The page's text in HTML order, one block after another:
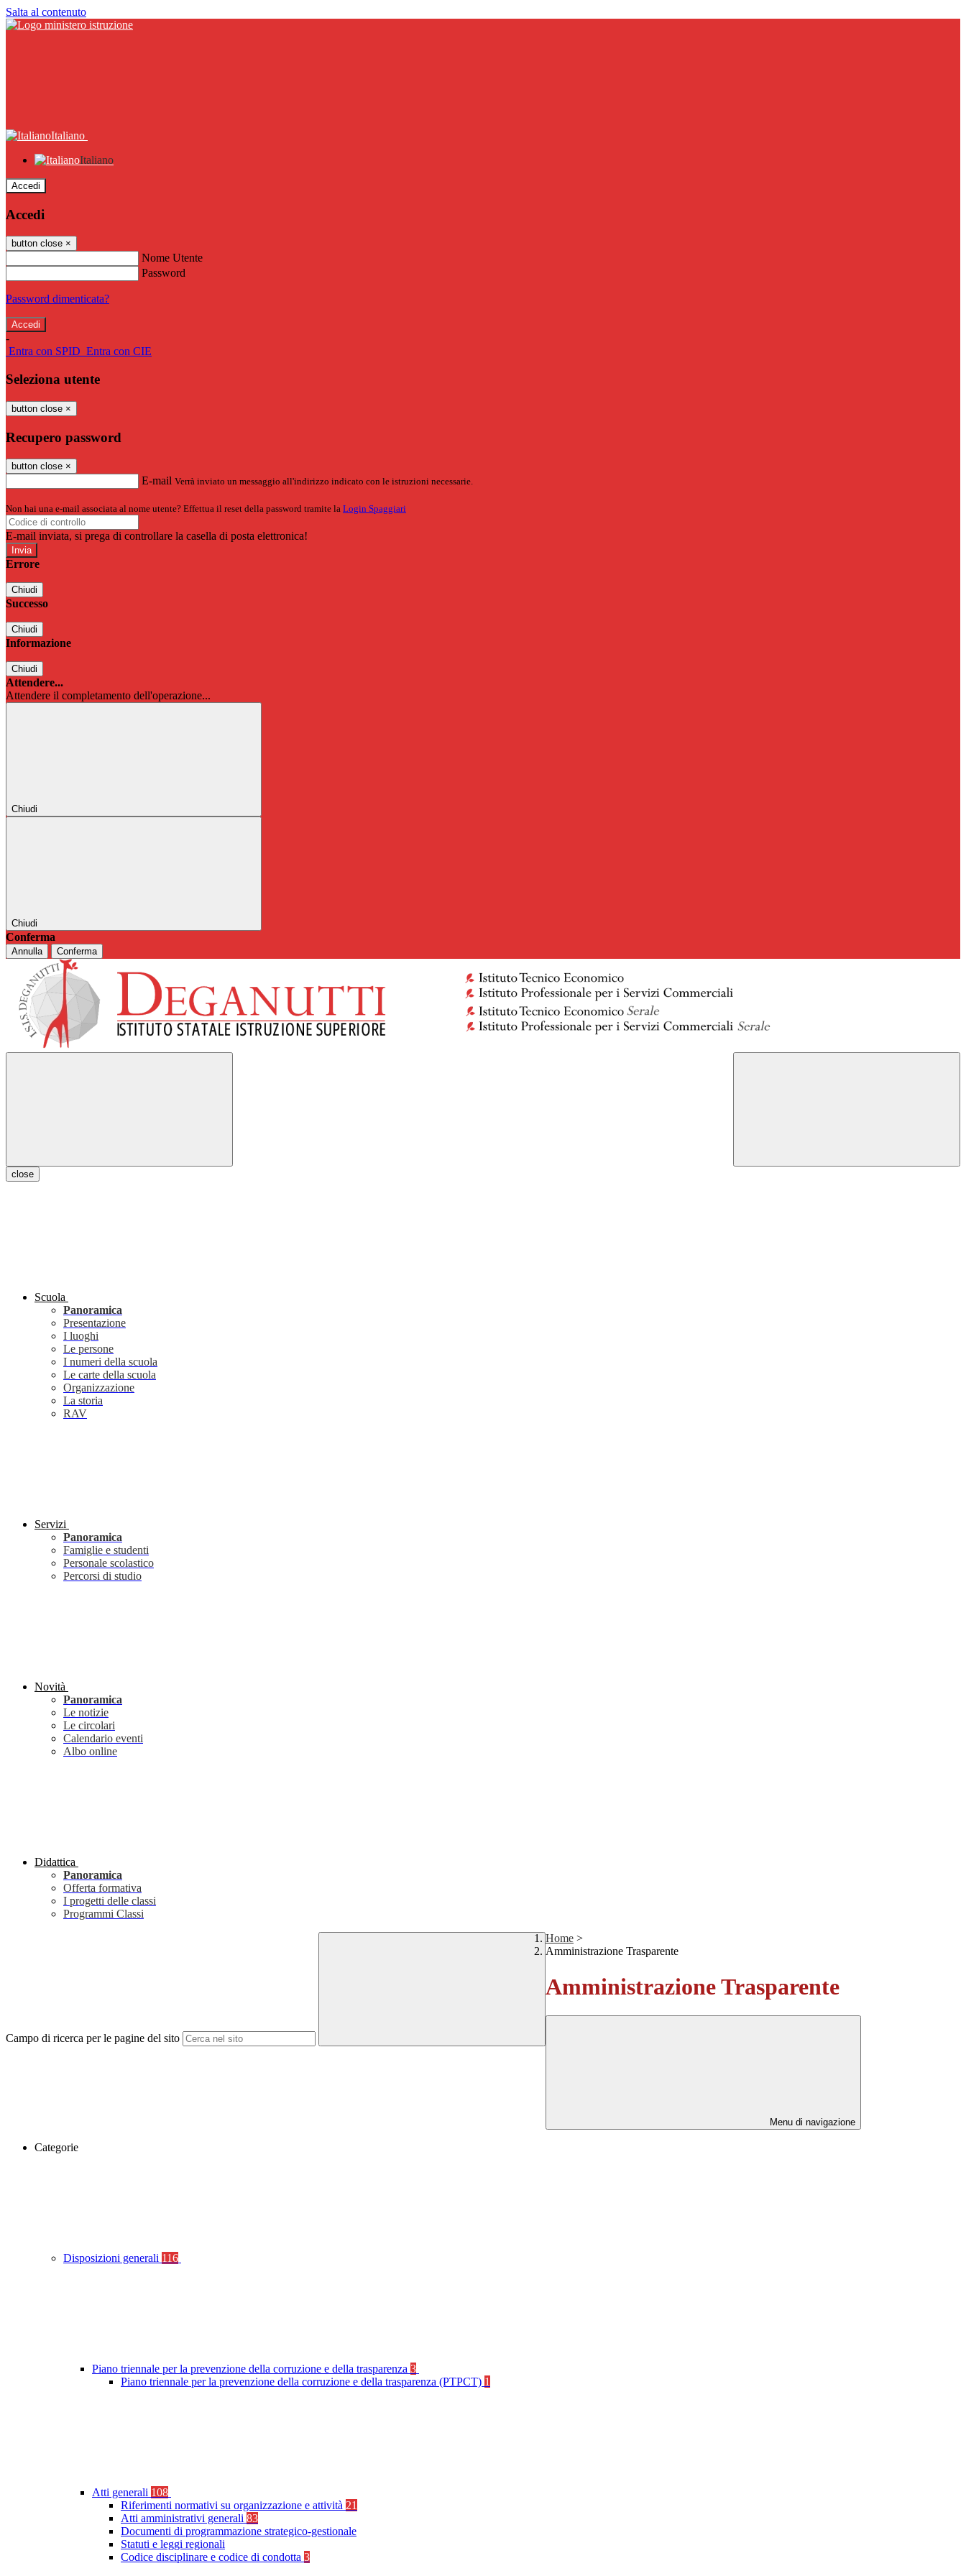
Salta al contenuto
Italiano
Italiano
Accedi
Accedi
button close ×
Nome Utente
Password
Password dimenticata?
-
Entra con SPID Entra con CIE
Seleziona utente
button close ×
Recupero password
button close ×
E-mail Verrà inviato un messaggio all'indirizzo indicato con le istruzioni necessarie.
Non hai una e-mail associata al nome utente? Effettua il reset della password tramite la Login Spaggiari
E-mail inviata, si prega di controllare la casella di posta elettronica!
Errore
Chiudi
Successo
Chiudi
Informazione
Chiudi
Attendere...
Attendere il completamento dell'operazione...
Chiudi
Chiudi
Conferma
Annulla Conferma
close
Scuola
Panoramica
Presentazione
I luoghi
Le persone
I numeri della scuola
Le carte della scuola
Organizzazione
La storia
RAV
Servizi
Panoramica
Famiglie e studenti
Personale scolastico
Percorsi di studio
Novità
Panoramica
Le notizie
Le circolari
Calendario eventi
Albo online
Didattica
Panoramica
Offerta formativa
I progetti delle classi
Programmi Classi
Campo di ricerca per le pagine del sito
Home >
Amministrazione Trasparente
Amministrazione Trasparente
Menu di navigazione
Categorie
Disposizioni generali 116
Piano triennale per la prevenzione della corruzione e della trasparenza 3
Piano triennale per la prevenzione della corruzione e della trasparenza (PTPCT) 1
Atti generali 108
Riferimenti normativi su organizzazione e attività 21
Atti amministrativi generali 83
Documenti di programmazione strategico-gestionale
Statuti e leggi regionali
Codice disciplinare e codice di condotta 3